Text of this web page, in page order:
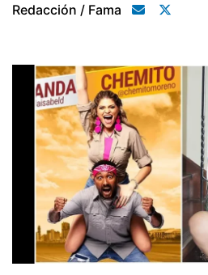
Redacción / Fama